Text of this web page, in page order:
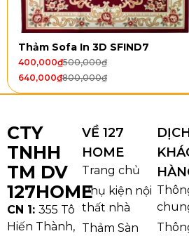
Kiểu dáng:Hình chữ
Trọng lượng:~2100g/m²
Độ dày:~ 35mm
Kích thước của thảm
1,2m x 1,6m
1,6m x 2,3m
Tròn 1m
Xuất xứ: Trung Quốc
Thảm Sofa In 3D SFIND7
500,000₫
400,000₫
800,000₫
640,000₫
CTY
TNHH
TM DV
127HOME
CN 1: 355 Tô
Hiến Thành,
VỀ 127
HOME
Trang chủ
Phụ kiện nội
thất nhà
Thảm Sàn